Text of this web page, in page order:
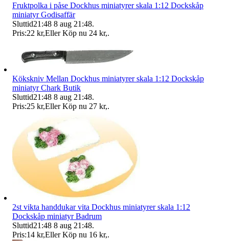
Fruktpolka i påse Dockhus miniatyrer skala 1:12 Dockskåp
miniatyr Godisaffär
Sluttid21:48 8 aug 21:48.
Pris:22 kr,Eller Köp nu 24 kr,.
Kökskniv Mellan Dockhus miniatyrer skala 1:12 Dockskåp
miniatyr Chark Butik
Sluttid21:48 8 aug 21:48.
Pris:25 kr,Eller Köp nu 27 kr,.
2st vikta handdukar vita Dockhus miniatyrer skala 1:12
Dockskåp miniatyr Badrum
Sluttid21:48 8 aug 21:48.
Pris:14 kr,Eller Köp nu 16 kr,.